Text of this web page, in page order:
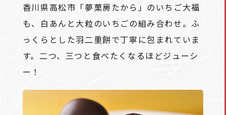
香川県高松市「夢菓房たから」のいちご大福
も、白あんと大粒のいちごの組み合わせ。ふ
っくらとした羽二重餅で丁寧に包まれていま
す。二つ、三つと食べたくなるほどジューシ
ー！